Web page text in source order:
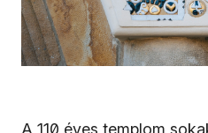
A 110 éves templom